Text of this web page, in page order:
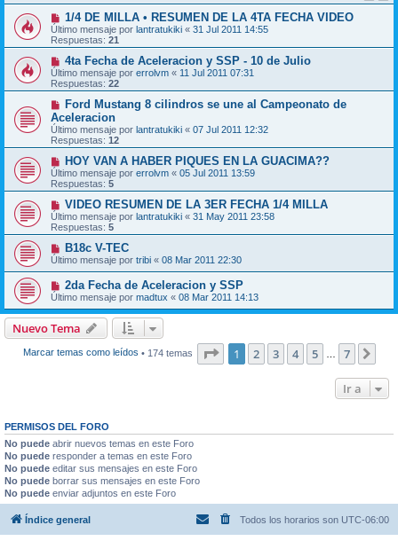
1/4 DE MILLA • RESUMEN DE LA 4TA FECHA VIDEO
Último mensaje por lantratukiki « 31 Jul 2011 14:55
Respuestas: 21
4ta Fecha de Aceleracion y SSP - 10 de Julio
Último mensaje por errolvm « 11 Jul 2011 07:31
Respuestas: 22
Ford Mustang 8 cilindros se une al Campeonato de
Aceleracion
Último mensaje por lantratukiki « 07 Jul 2011 12:32
Respuestas: 12
HOY VAN A HABER PIQUES EN LA GUACIMA??
Último mensaje por errolvm « 05 Jul 2011 13:59
Respuestas: 5
VIDEO RESUMEN DE LA 3ER FECHA 1/4 MILLA
Último mensaje por lantratukiki « 31 May 2011 23:58
Respuestas: 5
B18c V-TEC
Último mensaje por tribi « 08 Mar 2011 22:30
2da Fecha de Aceleracion y SSP
Último mensaje por madtux « 08 Mar 2011 14:13
Nuevo Tema
Marcar temas como leídos • 174 temas Página de
1 2 3 4 5 7
Ir a
PERMISOS DEL FORO
No puede abrir nuevos temas en este Foro
No puede responder a temas en este Foro
No puede editar sus mensajes en este Foro
No puede borrar sus mensajes en este Foro
No puede enviar adjuntos en este Foro
Índice general Todos los horarios son UTC-06:00